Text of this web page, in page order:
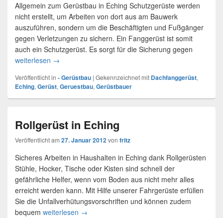
Allgemein zum Gerüstbau in Eching Schutzgerüste werden
nicht erstellt, um Arbeiten von dort aus am Bauwerk
auszuführen, sondern um die Beschäftigten und Fußgänger
gegen Verletzungen zu sichern. Ein Fanggerüst ist somit
auch ein Schutzgerüst. Es sorgt für die Sicherung gegen
weiterlesen Gerüst Eching
→
Veröffentlicht in - Gerüstbau | Gekennzeichnet mit Dachfanggerüst,
Eching, Gerüst, Geruestbau, Gerüstbauer
Rollgerüst in Eching
Veröffentlicht am 27. Januar 2012von fritz
Sicheres Arbeiten in Haushalten in Eching dank Rollgerüsten
Stühle, Hocker, Tische oder Kisten sind schnell der
gefährliche Helfer, wenn vom Boden aus nicht mehr alles
erreicht werden kann. Mit Hilfe unserer Fahrgerüste erfüllen
Sie die Unfallverhütungsvorschriften und können zudem
bequem weiterlesen Rollgerüst in Eching
→